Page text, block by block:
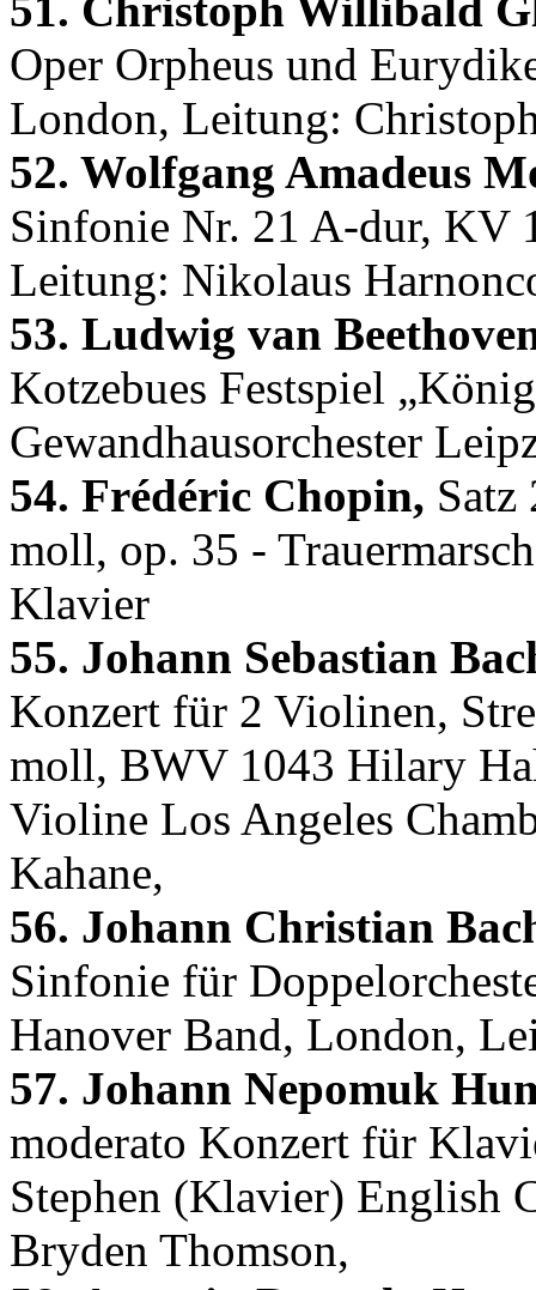
51. Christoph Willibald
Oper Orpheus und
London, Leitung:
52. Wolfgang Amadeus
Sinfonie Nr. 21 A-dur, KV
Leitung: Nikolaus
53. Ludwig van
Kotzebues Festspiel
Gewandhausorchester
54. Frédéric Chopin, Satz
moll, op. 35 -
Klavier
55. Johann Sebastian
Konzert für 2 Violinen,
moll, BWV 1043 Hilary
Violine Los Angeles
Kahane,
56. Johann Christian
Sinfonie für
Hanover Band, London,
57. Johann Nepomuk
moderato Konzert für
Stephen (Klavier) English
Bryden Thomson,